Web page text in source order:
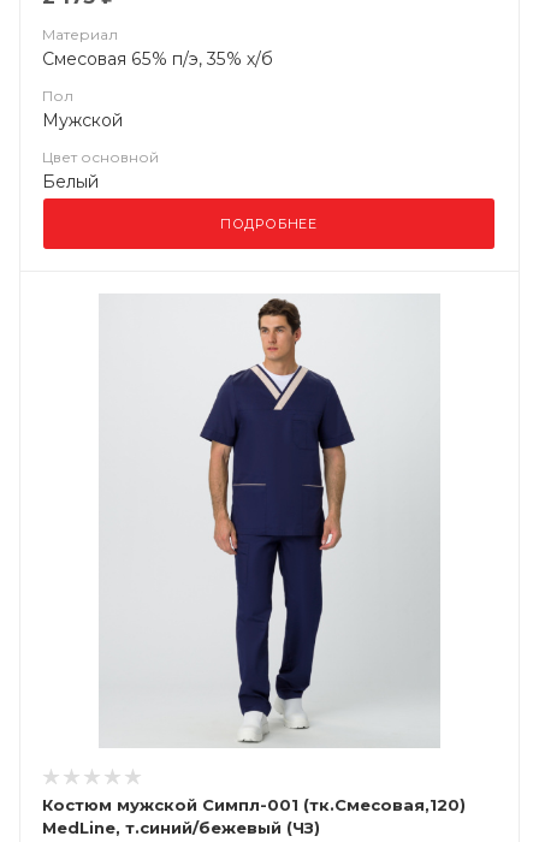
Материал
Смесовая 65% п/э, 35% х/б
Пол
Мужской
Цвет основной
Белый
ПОДРОБНЕЕ
Костюм мужской Симпл-001 (тк.Смесовая,120)
MedLine, т.синий/бежевый (ЧЗ)